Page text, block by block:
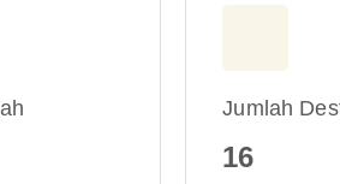
Jumlah
16